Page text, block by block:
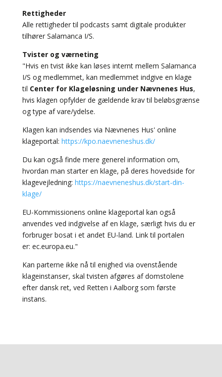
Rettigheder
Alle rettigheder til podcasts samt digitale produkter
tilhører Salamanca I/S.
Tvister og værneting
"Hvis en tvist ikke kan løses internt mellem Salamanca
I/S og medlemmet, kan medlemmet indgive en klage
til Center for Klageløsning under Nævnenes Hus,
hvis klagen opfylder de gældende krav til beløbsgrænse
og type af vare/ydelse.
Klagen kan indsendes via Nævnenes Hus' online
klageportal: https://kpo.naevneneshus.dk/
Du kan også finde mere generel information om,
hvordan man starter en klage, på deres hovedside for
klagevejledning: https://naevneneshus.dk/start-din-
klage/
EU-Kommissionens online klageportal kan også
anvendes ved indgivelse af en klage, særligt hvis du er
forbruger bosat i et andet EU-land. Link til portalen
er: ec.europa.eu."
Kan parterne ikke nå til enighed via ovenstående
klageinstanser, skal tvisten afgøres af domstolene
efter dansk ret, ved Retten i Aalborg som første
instans.